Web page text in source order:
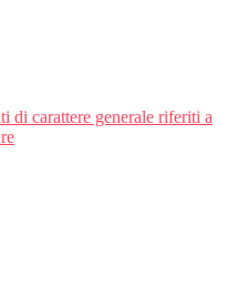
di carattere generale riferiti a